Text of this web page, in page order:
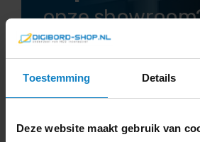
Toestemming Details
Deze website maakt gebruik van
onze
Ontdek alle features tijdens
Maak een